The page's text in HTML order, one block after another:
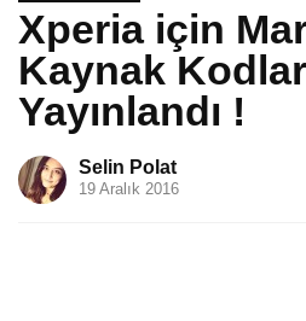
Xperia için
Kaynak
Yayınlandı !
Selin Polat
19 Aralık 2016